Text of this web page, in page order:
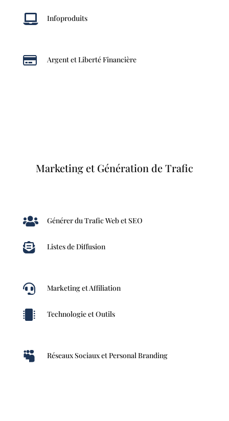
 Infoproduits
 Argent et Liberté Financière
Marketing et Génération de Trafic
 Générer du Trafic Web et SEO
 Listes de Diffusion
 Marketing et Affiliation
 Technologie et Outils
 Réseaux Sociaux et Personal Branding